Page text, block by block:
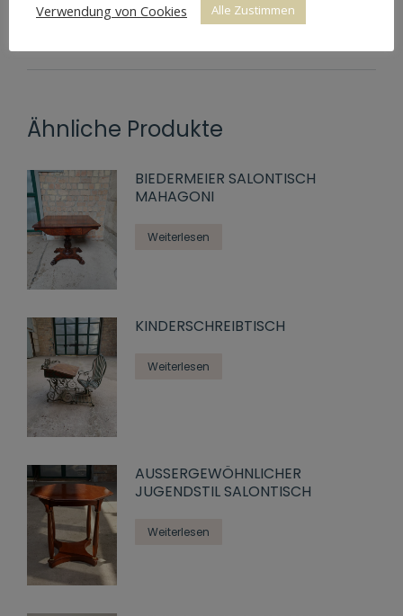
Ähnliche Produkte
BIEDERMEIER SALONTISCH
MAHAGONI
Weiterlesen
KINDERSCHREIBTISCH
Weiterlesen
AUSSERGEWÖHNLICHER J
UGENDSTIL SALONTISCH
Weiterlesen
Verwendung von Cookies
Alle Zustimmen